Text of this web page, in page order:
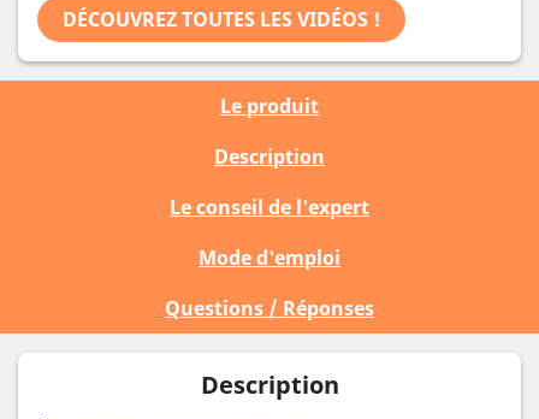
DÉCOUVREZ TOUTES LES VIDÉOS !
Le produit
Description
Le conseil de l'expert
Mode d'emploi
Questions / Réponses
Description